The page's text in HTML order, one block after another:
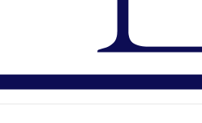
Đăng nhập